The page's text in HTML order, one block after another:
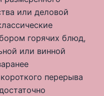
или деловой
горячих блюд,
или винной
перерыва